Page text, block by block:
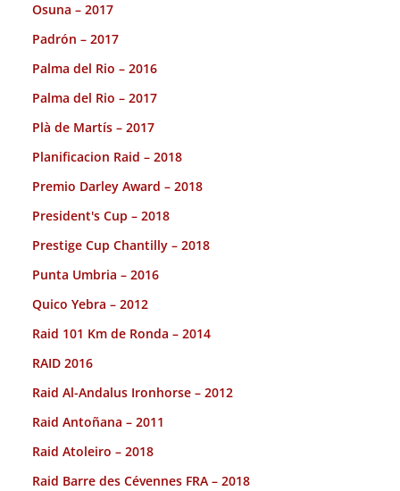
Osuna – 2017
Padrón – 2017
Palma del Rio – 2016
Palma del Rio – 2017
Plà de Martís – 2017
Planificacion Raid – 2018
Premio Darley Award – 2018
President's Cup – 2018
Prestige Cup Chantilly – 2018
Punta Umbria – 2016
Quico Yebra – 2012
Raid 101 Km de Ronda – 2014
RAID 2016
Raid Al-Andalus Ironhorse – 2012
Raid Antoñana – 2011
Raid Atoleiro – 2018
Raid Barre des Cévennes FRA – 2018